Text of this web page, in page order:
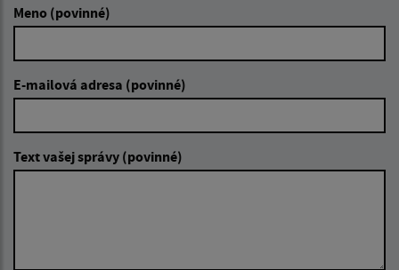
Meno (povinné)
E-mailová adresa (povinné)
Text vašej správy (povinné)